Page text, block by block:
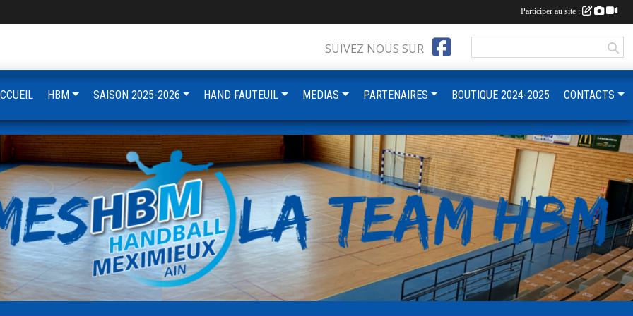
SUIVEZ NOUS SUR
HBM SAISON 2025-2026 HAND FAUTEUIL MEDIAS PARTENAIRES BOUTIQUE 2024-2025 CONTACTS
Participer au site :